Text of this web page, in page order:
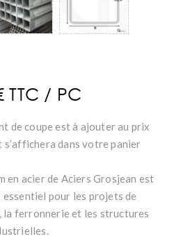
TTC / PC
de coupe est à ajouter au prix
s’affichera dans votre panier
en acier de Aciers Grosjean est
pour les projets de
ferronnerie et les structures